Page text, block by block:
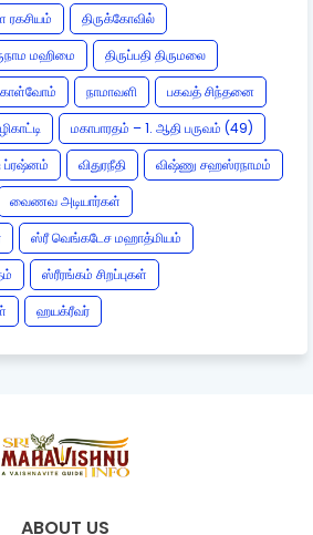
ரகசியம்
திருக்கோவில்
மஹிமை
திருப்பதி திருமலை
கொள்வோம் நாமாவளி
பகவத் சிந்தனை
மகாபாரதம் – 1. ஆதி பருவம் (49)
ப்ரஷ்னம் விதுரநீதி
விஷ்ணு சஹஸ்ரநாமம்
வைணவ அடியார்கள்
ஸ்ரீ வெங்கடேச மஹாத்மியம்
ஸ்ரீரங்கம் சிறப்புகள்
ஹயக்ரீவர்
ABOUT US